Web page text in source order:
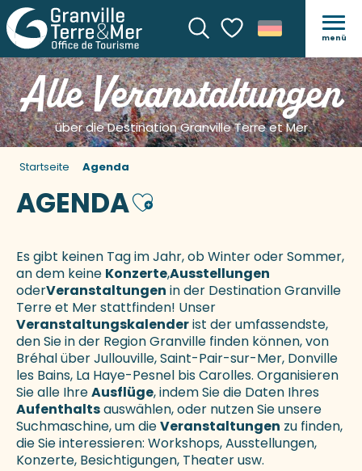
SucheVoir les favoris
menü
Alle Veranstaltungen
über die Destination Granville Terre et Mer
Startseite Agenda
AGENDAAjouter aux favoris
Es gibt keinen Tag im Jahr, ob Winter oder Sommer,
an dem keine Konzerte,Ausstellungen
oderVeranstaltungen in der Destination Granville
Terre et Mer stattfinden! Unser
Veranstaltungskalenderist der umfassendste,
den Sie in der Region Granville finden können, von
Bréhal über Jullouville, Saint-Pair-sur-Mer, Donville
les Bains, La Haye-Pesnel bis Carolles. Organisieren
Sie alle IhreAusflüge, indem Sie die Daten Ihres
Aufenthaltsauswählen, oder nutzen Sie unsere
Suchmaschine, um dieVeranstaltungen zu finden,
die Sie interessieren: Workshops, Ausstellungen,
Konzerte, Besichtigungen, Theater usw.